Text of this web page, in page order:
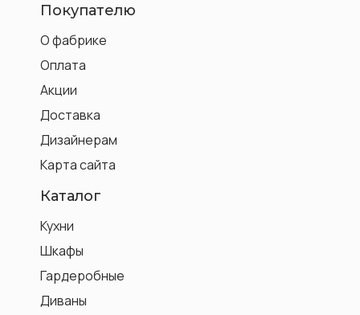
Акции
Оплата
Доставка
О фабрике
Покупателю
Каталог
Карта сайта
Дизайнерам
Диваны
Шкафы
Гардеробные
Кухни